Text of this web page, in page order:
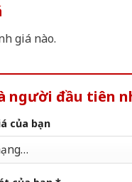
giá nào.
người đầu tiên
của bạn